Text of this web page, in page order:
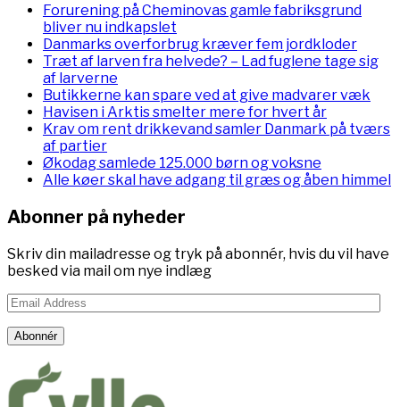
Forurening på Cheminovas gamle fabriksgrund
bliver nu indkapslet
Danmarks overforbrug kræver fem jordkloder
Træt af larven fra helvede? – Lad fuglene tage sig
af larverne
Butikkerne kan spare ved at give madvarer væk
Havisen i Arktis smelter mere for hvert år
Krav om rent drikkevand samler Danmark på tværs
af partier
Økodag samlede 125.000 børn og voksne
Alle køer skal have adgang til græs og åben himmel
Abonner på nyheder
Skriv din mailadresse og tryk på abonnér, hvis du vil have
besked via mail om nye indlæg
Email
Address
Abonnér